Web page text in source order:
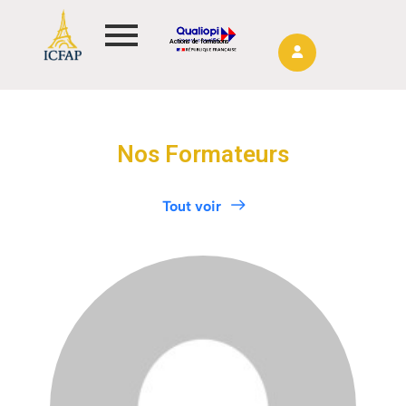
Actions de formations
Nos Formateurs
Tout voir